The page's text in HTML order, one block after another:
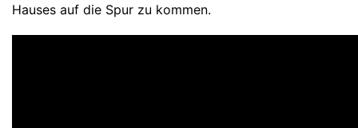
Hauses auf die Spur zu kommen.